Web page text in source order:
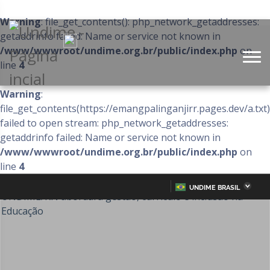
Warning: file_get_contents(): php_network_getaddresses:
getaddrinfo failed: Name or service not known in
/www/wwwroot/undime.org.br/public/index.php on
line 4
Warning:
file_get_contents(https://emangpalinganjirr.pages.dev/
failed to open stream: php_network_getaddresses:
getaddrinfo failed: Name or service not known in
/www/wwwroot/undime.org.br/public/index.php on
line 4
IR
UNDIME BRASIL